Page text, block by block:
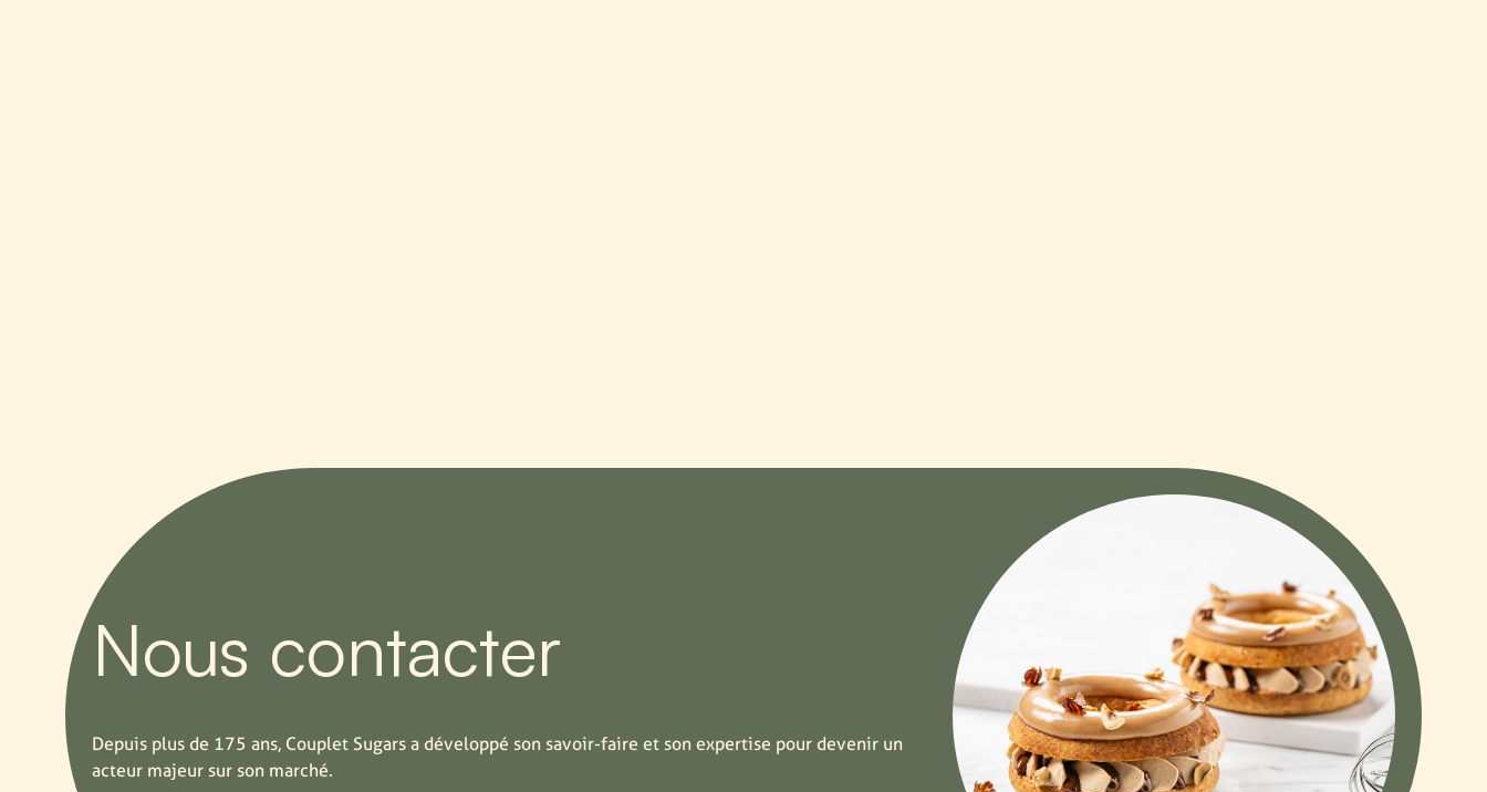
Nous contacter
Depuis plus de 175 ans, Couplet Sugars a développé son savoir-faire et son expertise pour devenir un
acteur majeur sur son marché.